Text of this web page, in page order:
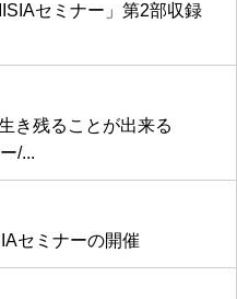
セミナー」第2部収録
き残ることが出来る
/...
セミナーの開催